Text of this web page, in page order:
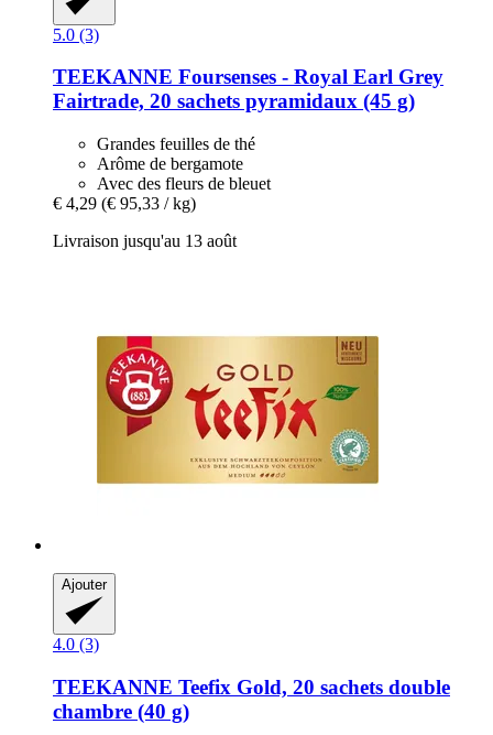
5.0 (3)
TEEKANNE Foursenses -​ Royal Earl Grey
Fairtrade, 20 sachets pyramidaux (45 g)
Grandes feuilles de thé
Arôme de bergamote
Avec des fleurs de bleuet
€ 4,29 (€ 95,33 / kg)
Livraison jusqu'au 13 août
Ajouter
4.0 (3)
TEEKANNE Teefix Gold, 20 sachets double
chambre (40 g)